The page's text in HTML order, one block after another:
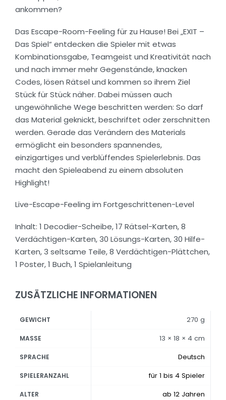
ankommen?
Das Escape-Room-Feeling für zu Hause! Bei „EXIT –
Das Spiel“ entdecken die Spieler mit etwas
Kombinationsgabe, Teamgeist und Kreativität nach
und nach immer mehr Gegenstände, knacken
Codes, lösen Rätsel und kommen so ihrem Ziel
Stück für Stück näher. Dabei müssen auch
ungewöhnliche Wege beschritten werden: So darf
das Material geknickt, beschriftet oder zerschnitten
werden. Gerade das Verändern des Materials
ermöglicht ein besonders spannendes,
einzigartiges und verblüffendes Spielerlebnis. Das
macht den Spieleabend zu einem absoluten
Highlight!
Live-Escape-Feeling im Fortgeschrittenen-Level
Inhalt: 1 Decodier-Scheibe, 17 Rätsel-Karten, 8
Verdächtigen-Karten, 30 Lösungs-Karten, 30 Hilfe-
Karten, 3 seltsame Teile, 8 Verdächtigen-Plättchen,
1 Poster, 1 Buch, 1 Spielanleitung
ZUSÄTZLICHE INFORMATIONEN
GEWICHT 270 g
MASSE 13 × 18 × 4 cm
SPRACHE Deutsch
SPIELERANZAHL für 1 bis 4 Spieler
ALTER ab 12 Jahren